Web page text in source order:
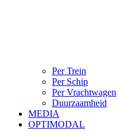
Per Trein
Per Schip
Per Vrachtwagen
Duurzaamheid
MEDIA
OPTIMODAL